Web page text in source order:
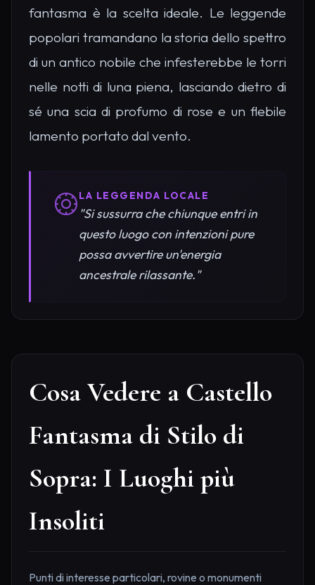
fantasma è la scelta ideale. Le leggende
popolari tramandano la storia dello spettro
di un antico nobile che infesterebbe le torri
nelle notti di luna piena, lasciando dietro di
sé una scia di profumo di rose e un flebile
lamento portato dal vento.
LA LEGGENDA LOCALE
"Si sussurra che chiunque entri in
questo luogo con intenzioni pure
possa avvertire un'energia
ancestrale rilassante."
Cosa Vedere a Castello
Fantasma di Stilo di
Sopra: I Luoghi più
Insoliti
Punti di interesse particolari, rovine o monumenti